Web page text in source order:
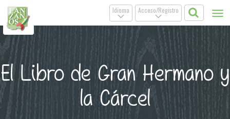
Acceso/Registro
.
Idioma
.
El Libro de Gran Hermano y
la Cárcel